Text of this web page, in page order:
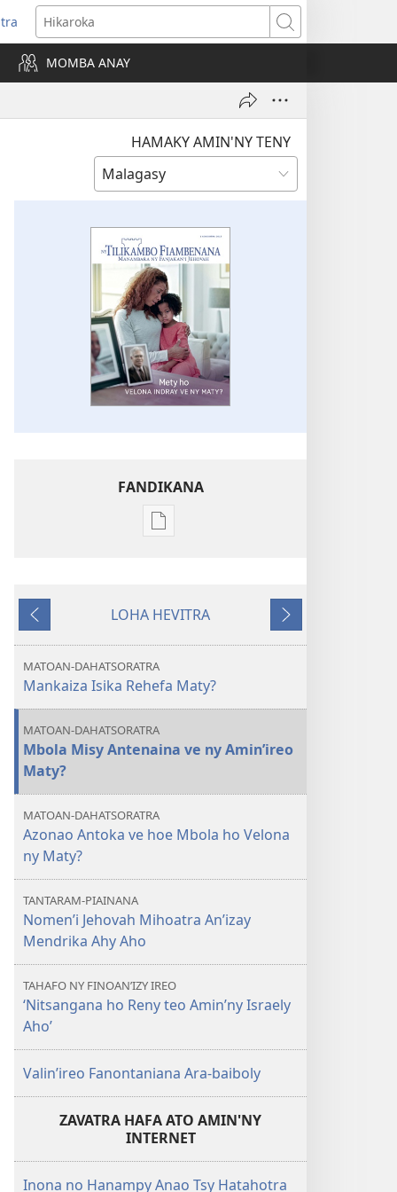
Hikaroka
MOMBA ANAY
HAMAKY AMIN'NY TENY
FANDIKANA
Fandikana
FIAMBENANA
Velona
ny
Hiverina
LOHA HEVITRA
Manaraka
MATOAN-DAHATSORATRA
Mankaiza Isika Rehefa Maty?
MATOAN-DAHATSORATRA
Mbola Misy Antenaina ve ny Amin’ireo
Maty?
MATOAN-DAHATSORATRA
Azonao Antoka ve hoe Mbola ho Velona
ny Maty?
TANTARAM-PIAINANA
Nomen’i Jehovah Mihoatra An’izay
Mendrika Ahy Aho
TAHAFO NY FINOAN’IZY IREO
‘Nitsangana ho Reny teo Amin’ny Israely
Aho’
Valin’ireo Fanontaniana Ara-baiboly
ZAVATRA HAFA ATO AMIN'NY
INTERNET
Inona no Hanampy Anao Tsy Hatahotra